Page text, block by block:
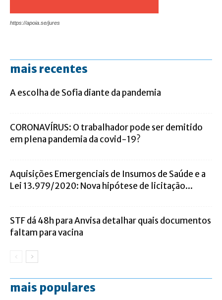
https://apoia.se/jures
mais recentes
A escolha de Sofia diante da pandemia
CORONAVÍRUS: O trabalhador pode ser demitido
em plena pandemia da covid-19?
Aquisições Emergenciais de Insumos de Saúde e a
Lei 13.979/2020: Nova hipótese de licitação...
STF dá 48h para Anvisa detalhar quais documentos
faltam para vacina
mais populares